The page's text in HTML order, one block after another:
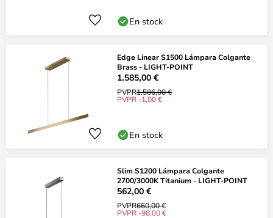
En stock
Edge Linear S1500 Lámpara Colgante
Brass - LIGHT-POINT
1.585,00 €
PVPR1.586,00 €
PVPR -1,00 €
En stock
Slim S1200 Lámpara Colgante
2700/3000K Titanium - LIGHT-POINT
562,00 €
PVPR660,00 €
PVPR -98,00 €